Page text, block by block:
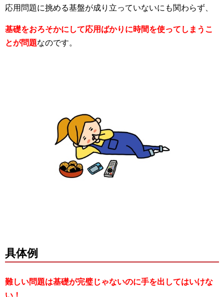
応用問題に挑める基盤が成り立っていないにも関わらず、
基礎をおろそかにして応用ばかりに時間を使ってしまうこ
とが問題なのです。
具体例
難しい問題は基礎が完璧じゃないのに手を出してはいけな